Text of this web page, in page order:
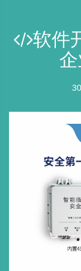
软件